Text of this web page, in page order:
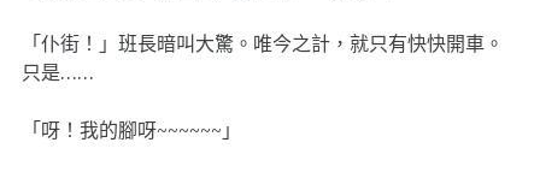
「仆街！」班長暗叫大驚。唯今之計，就只有快快開車。
只是……
「呀！我的腳呀~~~~~~」